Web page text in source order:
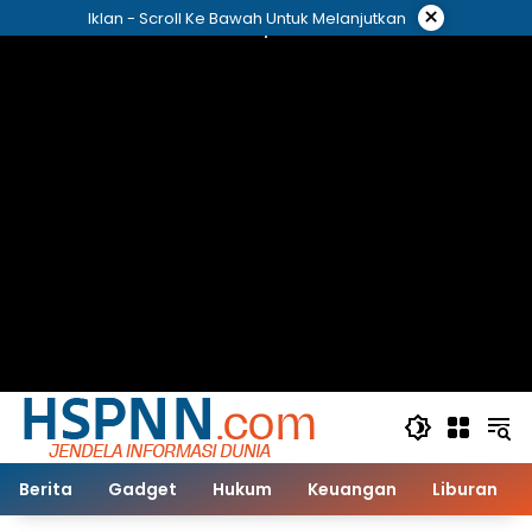
ke
Iklan - Scroll Ke Bawah Untuk Melanjutkan ×
Berita Gadget Hukum Keuangan Liburan